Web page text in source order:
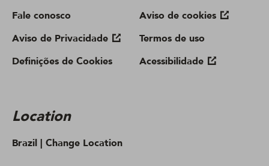
Fale conosco
Aviso de Privacidade
Definições de Cookies
Aviso de cookies
Termos de uso
Acessibilidade
Location
Brazil | Change Location